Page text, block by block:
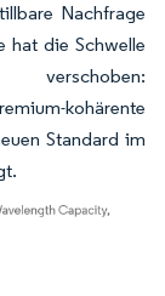
Nachfrage
hat die Schwelle
kohärente
Standard im